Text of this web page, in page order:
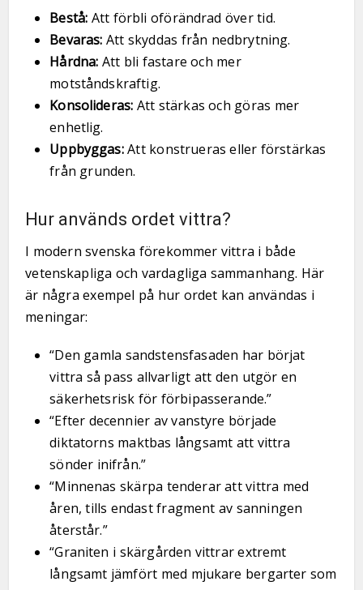
Bestå: Att förbli oförändrad över tid.
Bevaras: Att skyddas från nedbrytning.
Hårdna: Att bli fastare och mer
motståndskraftig.
Konsolideras: Att stärkas och göras mer
enhetlig.
Uppbyggas:Att konstrueras eller förstärkas
från grunden.
Hur används ordet vittra?
I modern svenska förekommer vittra i både
vetenskapliga och vardagliga sammanhang. Här
är några exempel på hur ordet kan användas i
meningar:
“Den gamla sandstensfasaden har börjat
vittra så pass allvarligt att den utgör en
säkerhetsrisk för förbipasserande.”
“Efter decennier av vanstyre började
diktatorns maktbas långsamt att vittra
sönder inifrån.”
“Minnenas skärpa tenderar att vittra med
åren, tills endast fragment av sanningen
återstår.”
“Graniten i skärgården vittrar extremt
långsamt jämfört med mjukare bergarter som